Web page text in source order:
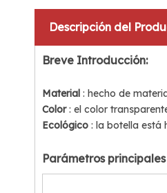
Descripción del
Breve Introducción:
Material : hecho de
Color: el color
Ecológico : la botella está
Parámetros